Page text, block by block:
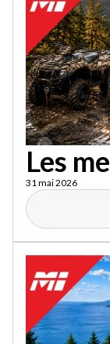
Les
31 mai 2026